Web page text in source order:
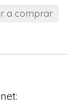
a comprar